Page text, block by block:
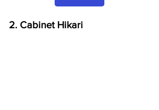
2. Cabinet Hikari